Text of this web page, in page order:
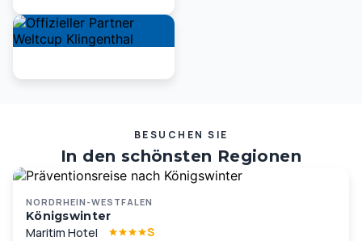
BESUCHEN SIE
In den schönsten Regionen
Deutschlands und Europas …
NORDRHEIN-WESTFALEN
Königswinter
Maritim Hotel S